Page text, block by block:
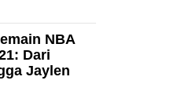
NBA
Dari
Jaylen